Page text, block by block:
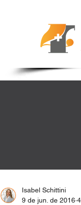
Isabel Schittini
9 de jun. de 2016